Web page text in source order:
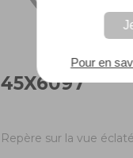
Pour en
45X6097
Repère sur la vue